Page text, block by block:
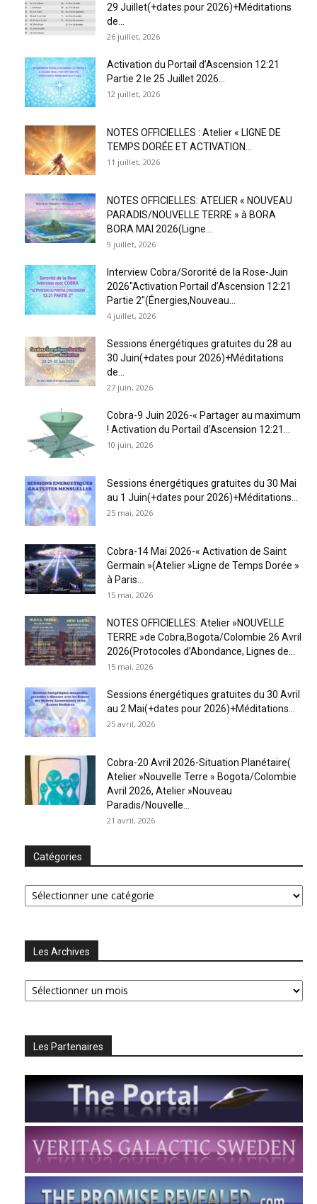
29 Juillet(+dates pour 2026)+Méditations
de...
26 juillet, 2026
Activation du Portail d’Ascension 12:21
Partie 2 le 25 Juillet 2026...
12 juillet, 2026
NOTES OFFICIELLES : Atelier « LIGNE DE
TEMPS DORÉE ET ACTIVATION...
11 juillet, 2026
NOTES OFFICIELLES: ATELIER « NOUVEAU
PARADIS/NOUVELLE TERRE » à BORA
BORA MAI 2026(Ligne...
9 juillet, 2026
Interview Cobra/Sororité de la Rose-Juin
2026″Activation Portail d’Ascension 12:21
Partie 2″(Énergies,Nouveau...
4 juillet, 2026
Sessions énergétiques gratuites du 28 au
30 Juin(+dates pour 2026)+Méditations
de...
27 juin, 2026
Cobra-9 Juin 2026-« Partager au maximum
! Activation du Portail d’Ascension 12:21...
10 juin, 2026
Sessions énergétiques gratuites du 30 Mai
au 1 Juin(+dates pour 2026)+Méditations...
25 mai, 2026
Cobra-14 Mai 2026-« Activation de Saint
Germain »(Atelier »Ligne de Temps Dorée »
à Paris...
15 mai, 2026
NOTES OFFICIELLES: Atelier »NOUVELLE
TERRE »de Cobra,Bogota/Colombie 26 Avril
2026(Protocoles d’Abondance, Lignes de...
15 mai, 2026
Sessions énergétiques gratuites du 30 Avril
au 2 Mai(+dates pour 2026)+Méditations...
25 avril, 2026
Cobra-20 Avril 2026-Situation Planétaire(
Atelier »Nouvelle Terre » Bogota/Colombie
Avril 2026, Atelier »Nouveau
Paradis/Nouvelle...
21 avril, 2026
Catégories
Catégories
Les Archives
Les
Archives
Les Partenaires